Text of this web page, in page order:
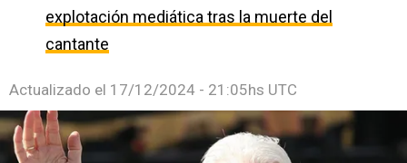
explotación mediática tras la muerte del
cantante
Actualizado el 17/12/2024 - 21:05hs UTC